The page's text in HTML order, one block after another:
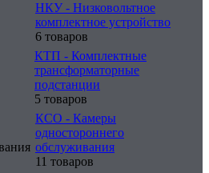
НКУ - Низковольтное
комплектное устройство
6 товаров
КТП - Комплектные
трансформаторные
подстанции
5 товаров
КСО - Камеры
одностороннего
обслуживания
11 товаров